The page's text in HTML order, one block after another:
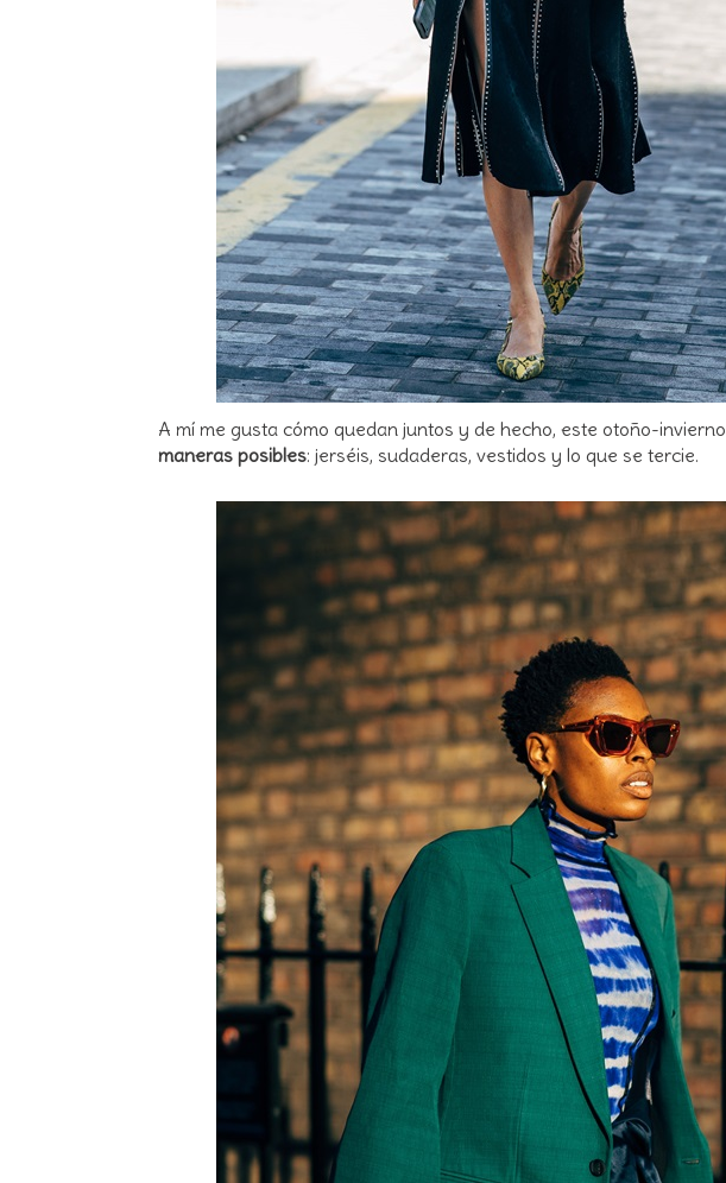
A mí me gusta cómo quedan juntos y de hecho, este otoño-invierno
maneras posibles: jerséis, sudaderas, vestidos y lo que se tercie.